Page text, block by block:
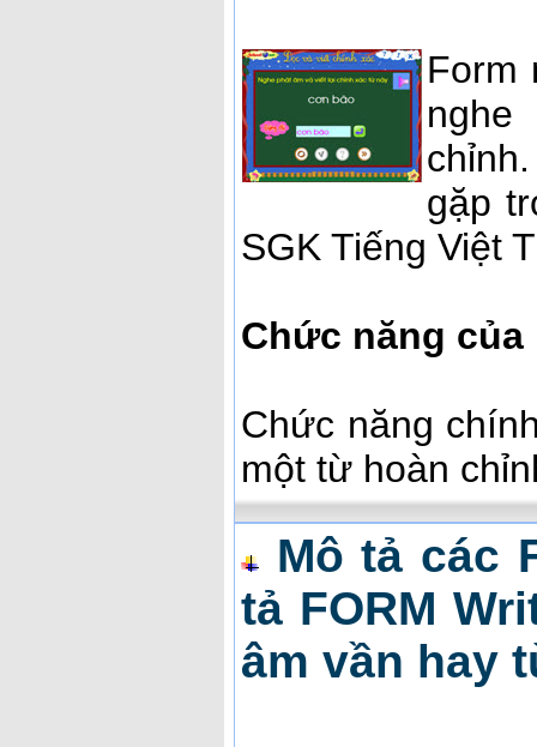
Form
gặp
SGK Tiếng Việt
Chức năng của
Chức năng
một từ hoàn
Mô tả các
tả FORM
âm vần hay